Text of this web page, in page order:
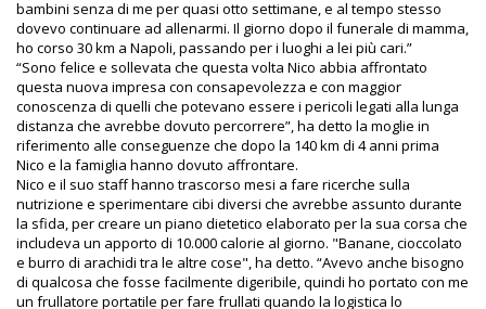
bambini senza di me per quasi otto settimane, e al tempo stesso
dovevo continuare ad allenarmi. Il giorno dopo il funerale di mamma,
ho corso 30 km a Napoli, passando per i luoghi a lei più cari.”
“Sono felice e sollevata che questa volta Nico abbia affrontato
questa nuova impresa con consapevolezza e con maggior
conoscenza di quelli che potevano essere i pericoli legati alla lunga
distanza che avrebbe dovuto percorrere”, ha detto la moglie in
riferimento alle conseguenze che dopo la 140 km di 4 anni prima
Nico e la famiglia hanno dovuto affrontare.
Nico e il suo staff hanno trascorso mesi a fare ricerche sulla
nutrizione e sperimentare cibi diversi che avrebbe assunto durante
la sfida, per creare un piano dietetico elaborato per la sua corsa che
includeva un apporto di 10.000 calorie al giorno. "Banane, cioccolato
e burro di arachidi tra le altre cose", ha detto. “Avevo anche bisogno
di qualcosa che fosse facilmente digeribile, quindi ho portato con me
un frullatore portatile per fare frullati quando la logistica lo